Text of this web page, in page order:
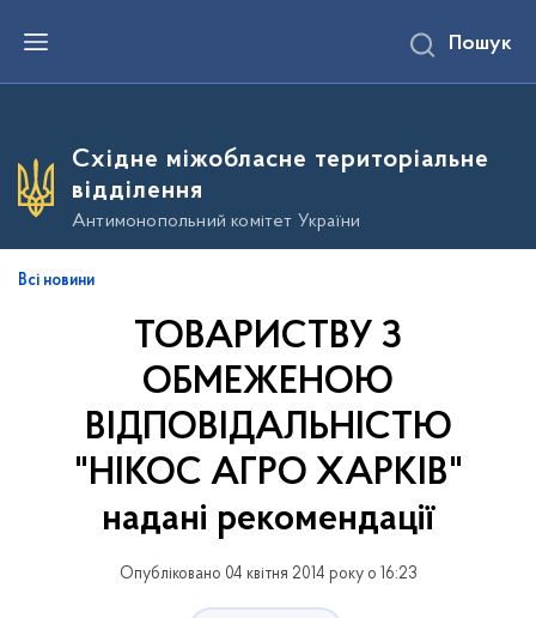
е
о
о
в
Пошук
Східне міжобласне територіальне
відділення
Антимонопольний комітет України
Всі новини
ТОВАРИСТВУ З
ОБМЕЖЕНОЮ
ВІДПОВІДАЛЬНІСТЮ
"НІКОС АГРО ХАРКІВ"
надані рекомендації
Опубліковано 04 квітня 2014 року о 16:23